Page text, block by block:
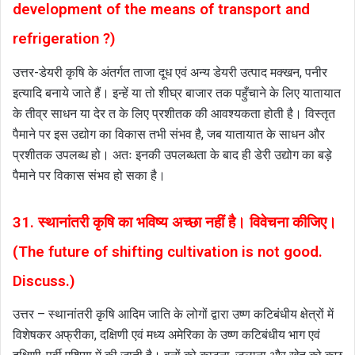
development of the means of transport and
refrigeration ?)
उत्तर-डेयरी कृषि के अंतर्गत ताजा दूध एवं अन्य डेयरी उत्पाद मक्खन, पनीर
इत्यादि बनाये जाते हैं। इन्हें या तो शीघ्र बाजार तक पहुँचाने के लिए यातायात
के तीव्र साधन या देर त के लिए प्रशीतक की आवश्यकता होती है। विस्तृत
पैमाने पर इस उद्योग का विकास तभी संभव है, जब यातायात के साधन और
प्रशीतक उपलब्ध हो। अतः इनकी उपलब्धता के बाद ही डेरी उद्योग का बड़े
पैमाने पर विकास संभव हो सका है।
31. स्थानांतरी कृषि का भविष्य अच्छा नहीं है। विवेचना कीजिए।
(The future of shifting cultivation is not good.
Discuss.)
उत्तर – स्थानांतरी कृषि आदिम जाति के लोगों द्वारा उष्ण कटिबंधीय क्षेत्रों में
विशेषकर अफ्रीका, दक्षिणी एवं मध्य अमेरिका के उष्ण कटिबंधीय भाग एवं